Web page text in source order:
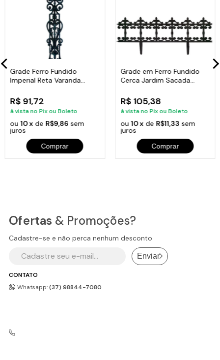
Grade Ferro Fundido
Imperial Reta Varanda
R$ 91,72
à vista no Pix ou Boleto
ou10 x de R$9,86 sem
juros
Comprar
Grade em Ferro Fundido
Cerca Jardim Sacada
R$ 105,38
à vista no Pix ou Boleto
ou 10 x de R$11,33 sem
juros
Comprar
CONTATO
Whatsapp:(37) 98844-7080
Ofertas & Promoções?
Cadastre-se e não perca nenhum desconto
Enviar